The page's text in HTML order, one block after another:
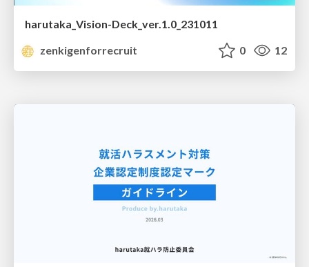
harutaka_Vision-Deck_ver.1.0_231011
zenkigenforrecruit
0 12